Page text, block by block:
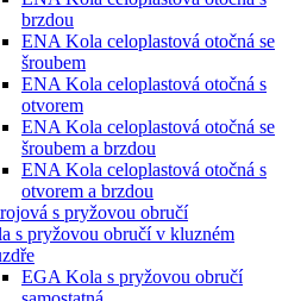
brzdou
ENA Kola celoplastová otočná se
šroubem
ENA Kola celoplastová otočná s
otvorem
ENA Kola celoplastová otočná se
šroubem a brzdou
ENA Kola celoplastová otočná s
otvorem a brzdou
s pryžovou obručí
s pryžovou obručí v kluzném
EGA Kola s pryžovou obručí